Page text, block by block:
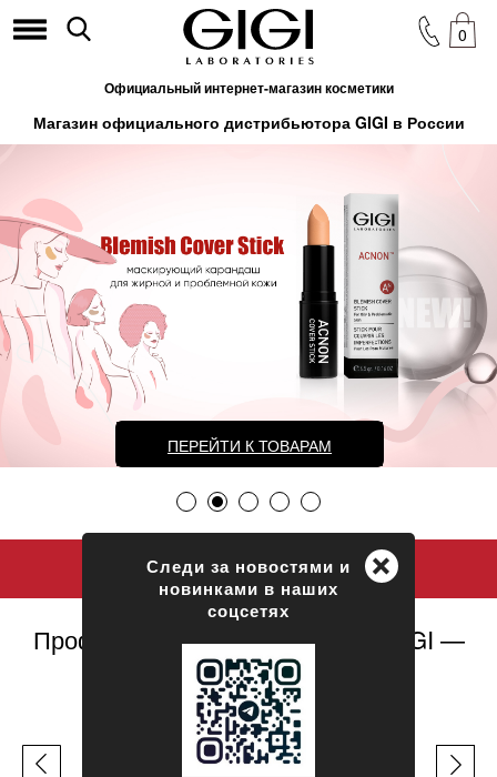
Официальный интернет-магазин косметики
0
Магазин официального дистрибьютора GIGI в России
ПЕРЕЙТИ К ТОВАРАМ
Профессиональная косметика GIGI —
официальный сайт
ЛЕГЕНДЫ GIGI
+
Следи за новостями и
новинками в наших
соцсетях